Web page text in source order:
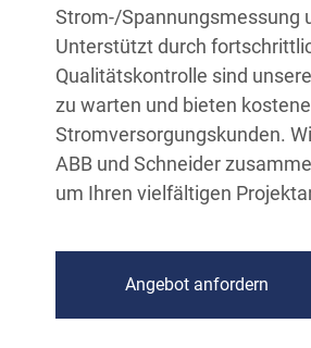
Strom-/Spannungsmessung
Unterstützt durch
Qualitätskontrolle sind
zu warten und bieten
Stromversorgungskunden.
ABB und Schneider
um Ihren vielfältigen
Angebot anfordern